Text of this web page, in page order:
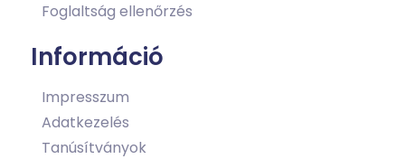
Foglaltság ellenőrzés
Információ
Impresszum
Adatkezelés
Tanúsítványok